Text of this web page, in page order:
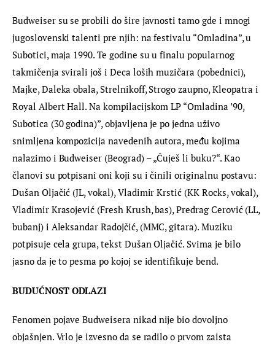
Budweiser su se probili do šire javnosti tamo gde i mnogi
jugoslovenski talenti pre njih: na festivalu “Omladina”, u
Subotici, maja 1990. Te godine su u finalu popularnog
takmičenja svirali još i Deca loših muzičara (pobednici),
Majke, Daleka obala, Strelnikoff, Strogo zaupno, Kleopatra i
Royal Albert Hall. Na kompilacijskom LP “Omladina ’90,
Subotica (30 godina)”, objavljena je po jedna uživo
snimljena kompozicija navedenih autora, među kojima
nalazimo i Budweiser (Beograd) – „Čuješ li buku?“. Kao
članovi su potpisani oni koji su i činili originalnu postavu:
Dušan Oljačić (JL, vokal), Vladimir Krstić (KK Rocks, vokal),
Vladimir Krasojević (Fresh Krush, bas), Predrag Cerović (LL,
bubanj) i Aleksandar Radojčić, (MMC, gitara). Muziku
potpisuje cela grupa, tekst Dušan Oljačić. Svima je bilo
jasno da je to pesma po kojoj se identifikuje bend.
BUDUĆNOST ODLAZI
Fenomen pojave Budweisera nikad nije bio dovoljno
objašnjen. Vrlo je izvesno da se radilo o prvom zaista